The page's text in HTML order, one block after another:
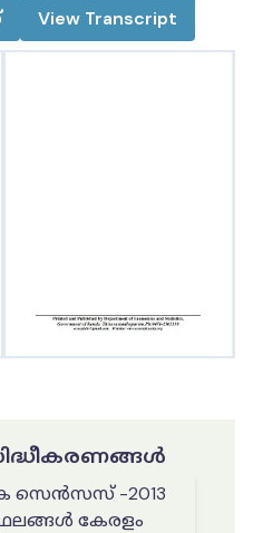
View Transcript
സെൻസസ് -2013
കേരളം